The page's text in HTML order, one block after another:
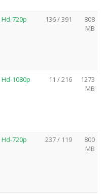
Hd-720p 136 / 391
808
MB
Hd-1080p 11 / 216
1273
MB
Hd-720p 237 / 119
800
MB